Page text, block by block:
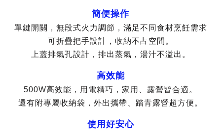
簡便操作
單鍵開關，無段式火力調節，滿足不同食材烹飪需求
可折疊把手設計，收納不占空間。
上蓋排氣孔設計，排出蒸氣，湯汁不溢出。
高效能
500W高效能，用電精巧，家用、露營皆合適。
還有附專屬收納袋，外出攜帶、踏青露營超方便。
使用好安心